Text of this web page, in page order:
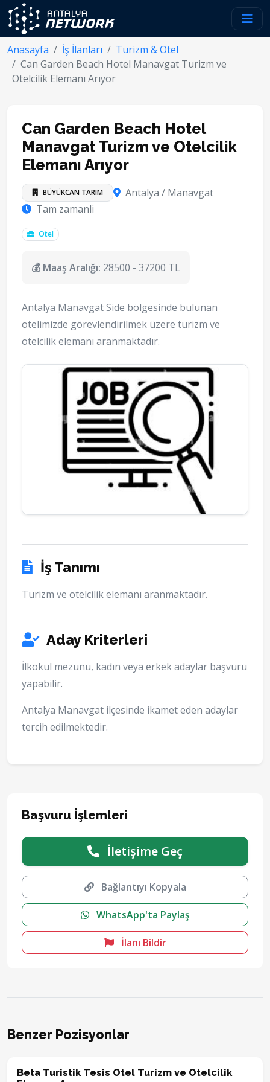
Anasayfa İş İlanları
Turizm & Otel
Can Garden Beach Hotel Manavgat Turizm ve
Otelcilik Elemanı Arıyor
Can Garden Beach Hotel
Manavgat Turizm ve Otelcilik
Elemanı Arıyor
BÜYÜKCAN TARIM
Antalya / Manavgat
Tam zamanli
Otel
💰 Maaş Aralığı: 28500 - 37200 TL
Antalya Manavgat Side bölgesinde bulunan
otelimizde görevlendirilmek üzere turizm ve
otelcilik elemanı aranmaktadır.
İş Tanımı
Turizm ve otelcilik elemanı aranmaktadır.
Aday Kriterleri
İlkokul mezunu, kadın veya erkek adaylar başvuru
yapabilir.
Antalya Manavgat ilçesinde ikamet eden adaylar
tercih edilmektedir.
Başvuru İşlemleri
İletişime Geç
Bağlantıyı Kopyala
WhatsApp'ta Paylaş
İlanı Bildir
Benzer Pozisyonlar
Beta Turistik Tesis Otel Turizm ve Otelcilik